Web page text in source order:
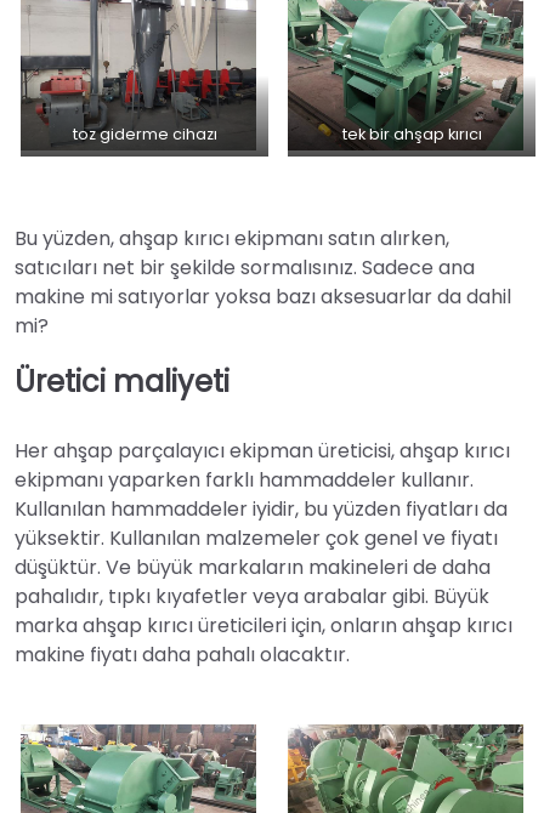
toz giderme cihazı tek bir ahşap kırıcı
Bu yüzden, ahşap kırıcı ekipmanı satın alırken,
satıcıları net bir şekilde sormalısınız. Sadece ana
makine mi satıyorlar yoksa bazı aksesuarlar da dahil
mi?
Üretici maliyeti
Her ahşap parçalayıcı ekipman üreticisi, ahşap kırıcı
ekipmanı yaparken farklı hammaddeler kullanır.
Kullanılan hammaddeler iyidir, bu yüzden fiyatları da
yüksektir. Kullanılan malzemeler çok genel ve fiyatı
düşüktür. Ve büyük markaların makineleri de daha
pahalıdır, tıpkı kıyafetler veya arabalar gibi. Büyük
marka ahşap kırıcı üreticileri için, onların ahşap kırıcı
makine fiyatı daha pahalı olacaktır.